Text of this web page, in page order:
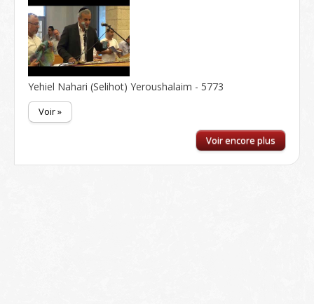
Yehiel Nahari (Selihot) Yeroushalaim - 5773
Voir »
Voir encore plus